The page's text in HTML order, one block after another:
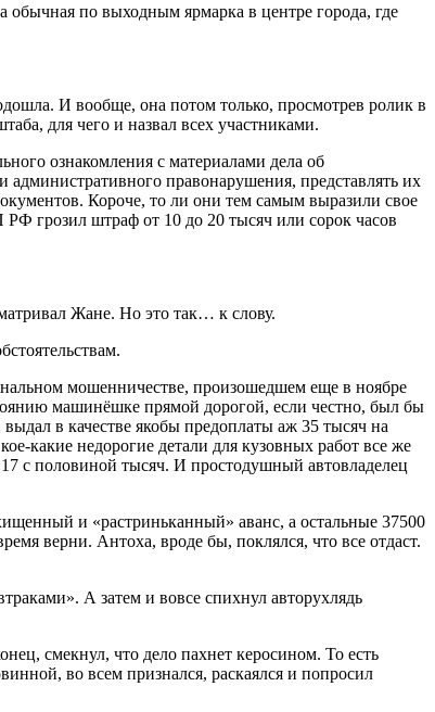
обычная по выходным ярмарка в центре города, где
И вообще, она потом только, просмотрев ролик в
для чего и назвал всех участниками.
ознакомления с материалами дела об
правонарушения, представлять их
Короче, то ли они тем самым выразили свое
грозил штраф от 10 до 20 тысяч или сорок часов
Жане. Но это так… к слову.
мошенничестве, произошедшем еще в ноябре
машинёшке прямой дорогой, если честно, был бы
в качестве якобы предоплаты аж 35 тысяч на
какие недорогие детали для кузовных работ все же
с половиной тысяч. И простодушный автовладелец
и «растриньканный» аванс, а остальные 37500
верни. Антоха, вроде бы, поклялся, что все отдаст.
А затем и вовсе спихнул авторухлядь
смекнул, что дело пахнет керосином. То есть
во всем признался, раскаялся и попросил